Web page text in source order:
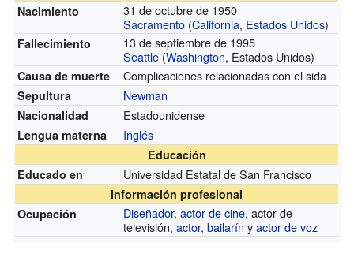
Nacimiento
31 de octubre de 1950
Sacramento (California, Estados Unidos)
Fallecimiento
13 de septiembre de 1995
Seattle (Washington, Estados Unidos)
Causa de muerte Complicaciones relacionadas con el sida
Sepultura Newman
Nacionalidad Estadounidense
Lengua materna Inglés
Educación
Educado en
Universidad Estatal de San Francisco
Información profesional
Ocupación
Diseñador,actor de cine, actor de
televisión,actor,bailarín yactor de voz